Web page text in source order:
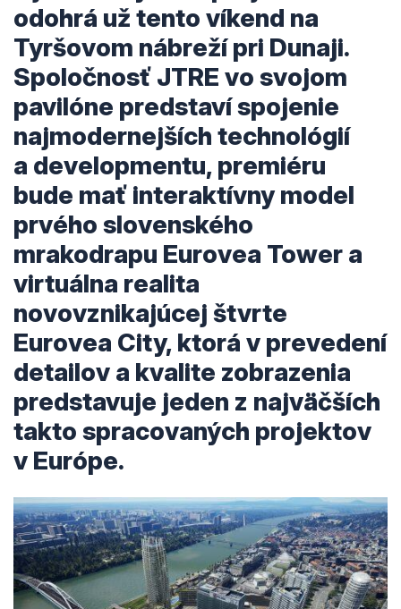
odohrá už tento víkend na
Tyršovom nábreží pri Dunaji.
Spoločnosť JTRE vo svojom
pavilóne predstaví spojenie
najmodernejších technológií
a developmentu, premiéru
bude mať interaktívny model
prvého slovenského
mrakodrapu Eurovea Tower a
virtuálna realita
novovznikajúcej štvrte
Eurovea City, ktorá v prevedení
detailov a kvalite zobrazenia
predstavuje jeden z najväčších
takto spracovaných projektov
v Európe.